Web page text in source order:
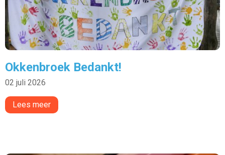
Okkenbroek Bedankt!
02 juli 2026
Lees meer